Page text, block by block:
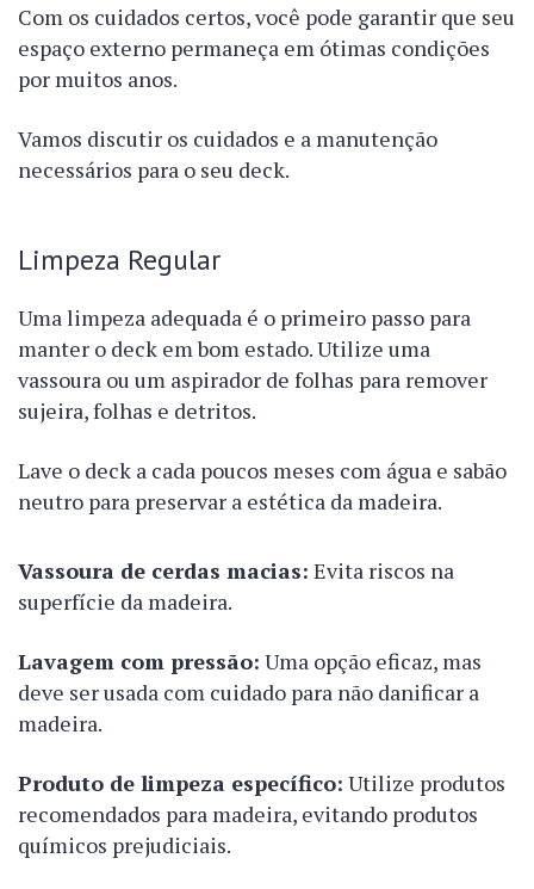
Com os cuidados certos, você pode garantir que seu
espaço externo permaneça em ótimas condições
por muitos anos.
Vamos discutir os cuidados e a manutenção
necessários para o seu deck.
Limpeza Regular
Uma limpeza adequada é o primeiro passo para
manter o deck em bom estado. Utilize uma
vassoura ou um aspirador de folhas para remover
sujeira, folhas e detritos.
Lave o deck a cada poucos meses com água e sabão
neutro para preservar a estética da madeira.
Vassoura de cerdas macias: Evita riscos na
superfície da madeira.
Lavagem com pressão: Uma opção eficaz, mas
deve ser usada com cuidado para não danificar a
madeira.
Produto de limpeza específico: Utilize produtos
recomendados para madeira, evitando produtos
químicos prejudiciais.